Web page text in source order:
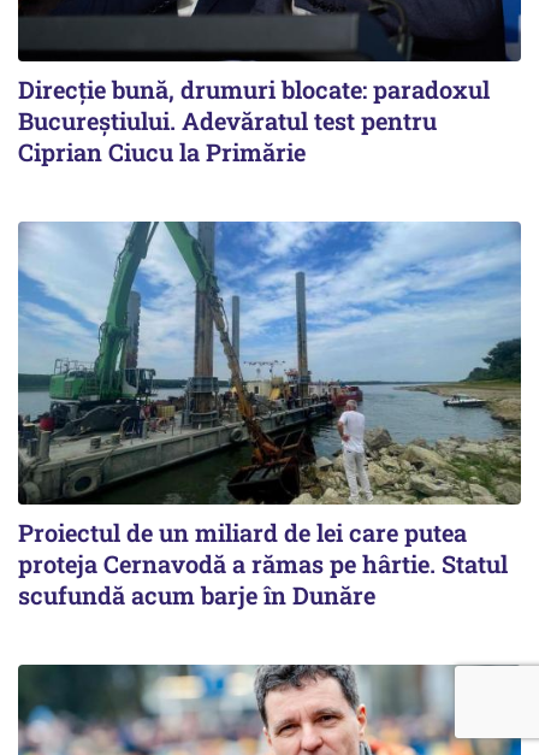
Direcție bună, drumuri blocate: paradoxul
Bucureștiului. Adevăratul test pentru
Ciprian Ciucu la Primărie
Proiectul de un miliard de lei care putea
proteja Cernavodă a rămas pe hârtie. Statul
scufundă acum barje în Dunăre